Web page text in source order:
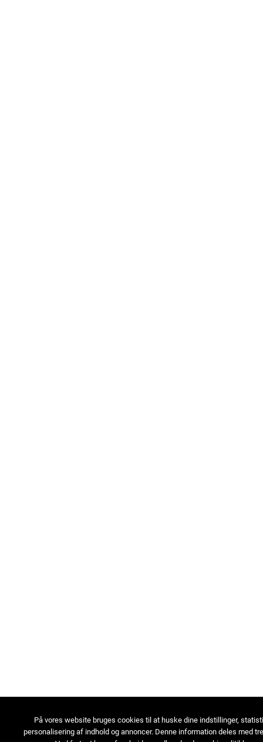
På vores website bruges cookies til at huske dine indstillinger,
personalisering af indhold og annoncer. Denne information deles med